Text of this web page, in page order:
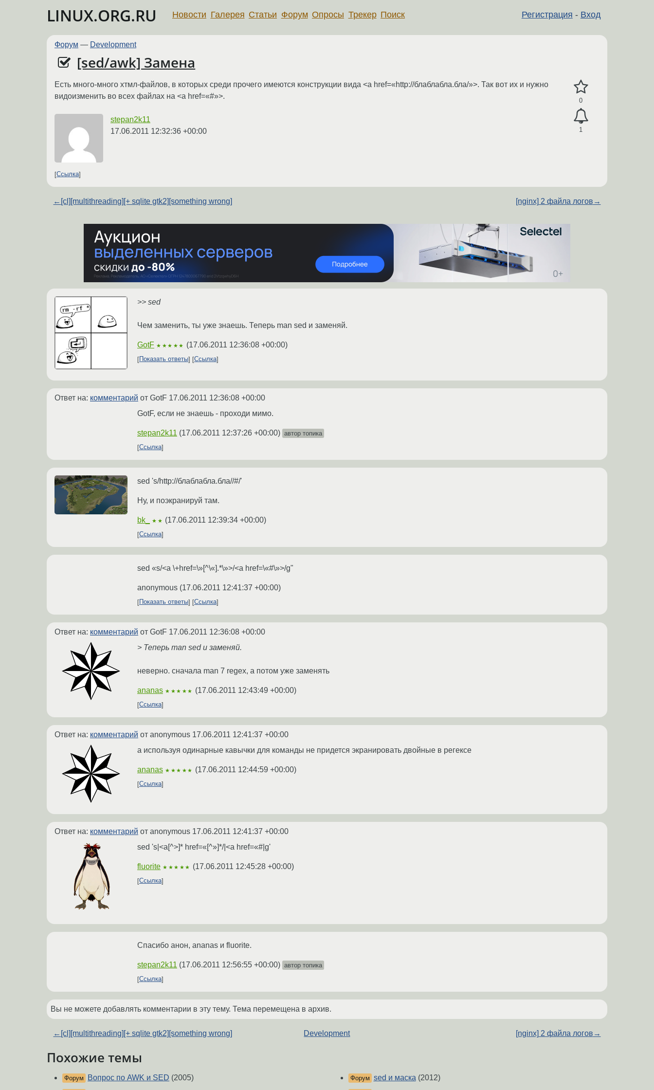
LINUX.ORG.RU Регистрация - Вход
Новости Галерея Статьи Форум Опросы Трекер Поиск
Форум — Development
[sed/awk] Замена
0
1
Есть много-много хтмл-файлов, в которых среди прочего имеются конструкции вида <a href=«http://блаблабла.бла/»>. Так вот их и нужно
видоизменить во всех файлах на <a href=«#»>.
stepan2k11
17.06.2011 12:32:36 +00:00
Ссылка
← [cl][multithreading][+ sqlite gtk2][something wrong] [nginx] 2 файла логов →
>> sed
Чем заменить, ты уже знаешь. Теперь man sed и заменяй.
GotF ★★★★★ (17.06.2011 12:36:08 +00:00)
Показать ответы Ссылка
Ответ на: комментарий от GotF 17.06.2011 12:36:08 +00:00
GotF, если не знаешь - проходи мимо.
stepan2k11 (17.06.2011 12:37:26 +00:00) автор топика
Ссылка
sed 's/http://блаблабла.бла//#/'
Ну, и поэкранируй там.
bk_ ★★ (17.06.2011 12:39:34 +00:00)
Ссылка
sed «s/<a \+href=\»[^\«].*\»>/<a href=\«#\»>/g"
anonymous (17.06.2011 12:41:37 +00:00)
Показать ответы Ссылка
Ответ на: комментарий от GotF 17.06.2011 12:36:08 +00:00
> Теперь man sed и заменяй.
неверно. сначала man 7 regex, а потом уже заменять
ananas ★★★★★ (17.06.2011 12:43:49 +00:00)
Ссылка
Ответ на: комментарий от anonymous 17.06.2011 12:41:37 +00:00
а используя одинарные кавычки для команды не придется экранировать двойные в регексе
ananas ★★★★★ (17.06.2011 12:44:59 +00:00)
Ссылка
Ответ на: комментарий от anonymous 17.06.2011 12:41:37 +00:00
sed 's|<a[^>]* href=«[^»]*/|<a href=«#|g'
fluorite ★★★★★ (17.06.2011 12:45:28 +00:00)
Ссылка
Спасибо анон, ananas и fluorite.
stepan2k11 (17.06.2011 12:56:55 +00:00) автор топика
Ссылка
Вы не можете добавлять комментарии в эту тему. Тема перемещена в архив.
← [cl][multithreading][+ sqlite gtk2][something wrong] Development [nginx] 2 файла логов →
Похожие темы
Форум Вопрос по AWK и SED (2005)
Форум sed и маска(2012)